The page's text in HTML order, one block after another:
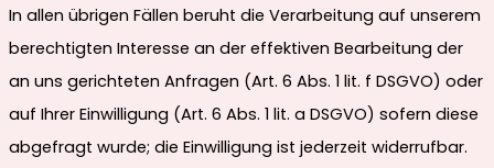
In allen übrigen Fällen beruht die Verarbeitung auf unserem
berechtigten Interesse an der effektiven Bearbeitung der
an uns gerichteten Anfragen (Art. 6 Abs. 1 lit. f DSGVO) oder
auf Ihrer Einwilligung (Art. 6 Abs. 1 lit. a DSGVO) sofern diese
abgefragt wurde; die Einwilligung ist jederzeit widerrufbar.